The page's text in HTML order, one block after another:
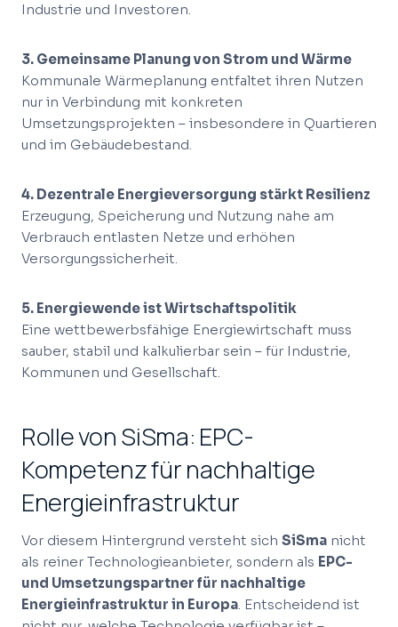
Industrie und Investoren.
3. Gemeinsame Planung von Strom und Wärme
Kommunale Wärmeplanung entfaltet ihren Nutzen
nur in Verbindung mit konkreten
Umsetzungsprojekten – insbesondere in Quartieren
und im Gebäudebestand.
4. Dezentrale Energieversorgung stärkt Resilienz
Erzeugung, Speicherung und Nutzung nahe am
Verbrauch entlasten Netze und erhöhen
Versorgungssicherheit.
5. Energiewende ist Wirtschaftspolitik
Eine wettbewerbsfähige Energiewirtschaft muss
sauber, stabil und kalkulierbar sein – für Industrie,
Kommunen und Gesellschaft.
Rolle von SiSma: EPC-
Kompetenz für nachhaltige
Energieinfrastruktur
Vor diesem Hintergrund versteht sich SiSma nicht
als reiner Technologieanbieter, sondern als EPC-
und Umsetzungspartner für nachhaltige
Energieinfrastruktur in Europa. Entscheidend ist